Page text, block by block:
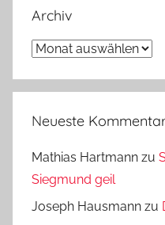
Archiv
Archiv
Neueste
Mathias Hartmann zu
Siegmund geil
Joseph Hausmann zu